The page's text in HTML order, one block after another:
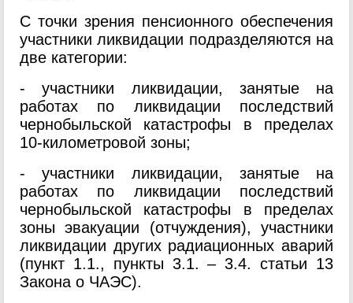
С точки зрения пенсионного обеспечения
участники ликвидации подразделяются на
две категории:
- участники ликвидации, занятые на
работах по ликвидации последствий
чернобыльской катастрофы в пределах
10-километровой зоны;
- участники ликвидации, занятые на
работах по ликвидации последствий
чернобыльской катастрофы в пределах
зоны эвакуации (отчуждения), участники
ликвидации других радиационных аварий
(пункт 1.1., пункты 3.1. – 3.4. статьи 13
Закона о ЧАЭС).